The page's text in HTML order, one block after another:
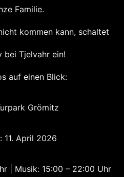
Familie.
kommen kann, schaltet
Tjelvahr ein!
auf einen Blick:
Grömitz
11. April 2026
| Musik: 15:00 – 22:00 Uhr